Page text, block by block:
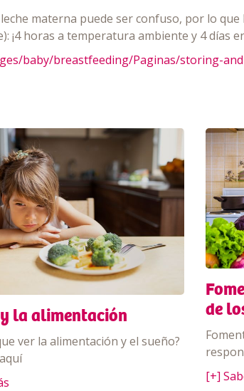
materna puede ser confuso, por lo
¡4 horas a temperatura ambiente y 4 días
baby/breastfeeding/Paginas/storing-
la alimentación
ver la alimentación y el sueño?
de
[+]